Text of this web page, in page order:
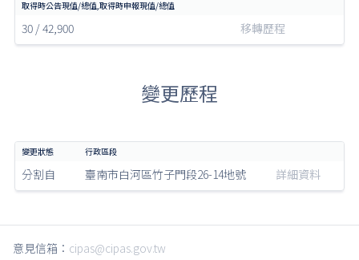
30 / 42,900 移轉歷程
變更歷程
分割自 臺南市白河區竹子門段26-14地號 詳細資料
意見信箱： cipas@cipas.gov.tw